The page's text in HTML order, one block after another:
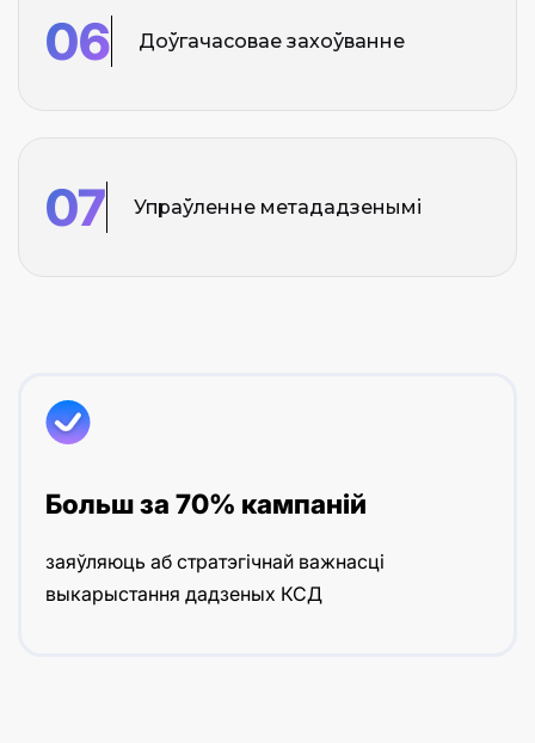
06 Доўгачасовае захоўванне
07 Упраўленне метададзенымі
Больш за 70% кампаній
заяўляюць аб стратэгічнай важнасці
выкарыстання дадзеных КСД